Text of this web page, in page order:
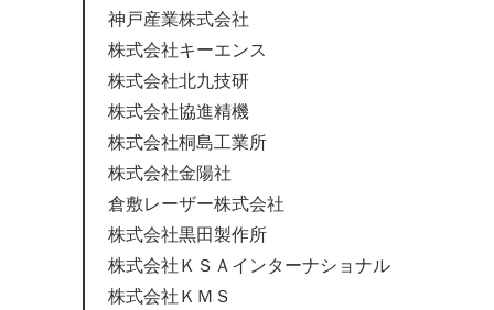
神戸産業株式会社
株式会社キーエンス
株式会社北九技研
株式会社協進精機
株式会社桐島工業所
株式会社金陽社
倉敷レーザー株式会社
株式会社黒田製作所
株式会社ＫＳＡインターナショナル
株式会社ＫＭＳ